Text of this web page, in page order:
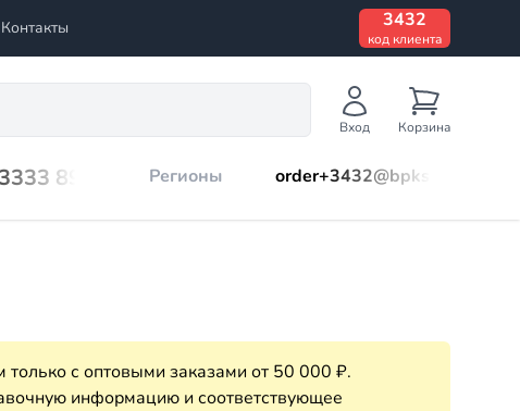
Контакты 3432
код клиента
Вход Корзина
899 Регионы order+3432@bpks.ru
с оптовыми заказами от 50 000 ₽.
информацию и соответствующее